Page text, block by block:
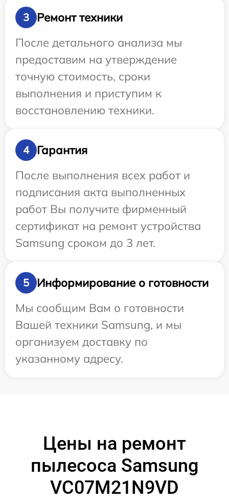
3
Ремонт техники
После детального анализа мы
предоставим на утверждение
точную стоимость, сроки
выполнения и приступим к
восстановлению техники.
4
Гарантия
После выполнения всех работ и
подписания акта выполненных
работ Вы получите фирменный
сертификат на ремонт устройства
Samsung сроком до 3 лет.
5
Информирование о готовности
Мы сообщим Вам о готовности
Вашей техники Samsung, и мы
организуем доставку по
указанному адресу.
Цены на ремонт
пылесоса Samsung
VC07M21N9VD